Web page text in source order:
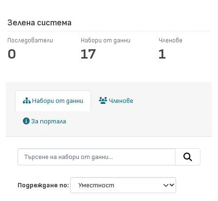
Зелена система
Последователи
0
Набори от данни
17
Членове
1
Набори от данни Членове
За портала
Подреждане по